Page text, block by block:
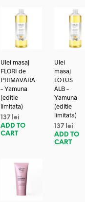
Ulei masaj
FLORI de
PRIMAVARA
– Yamuna
(editie
limitata)
137 lei
ADD TO
CART
Ulei
masaj
LOTUS
ALB –
Yamuna
(editie
limitata)
137 lei
ADD TO
CART